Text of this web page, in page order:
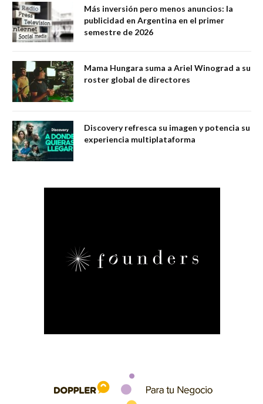
Más inversión pero menos anuncios: la
publicidad en Argentina en el primer
semestre de 2026
Mama Hungara suma a Ariel Winograd a su
roster global de directores
Discovery refresca su imagen y potencia su
experiencia multiplataforma